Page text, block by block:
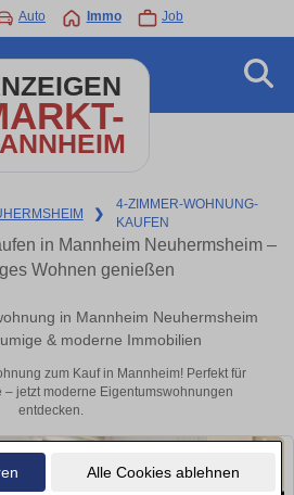
Alle Cookies ablehnen
Auto Immo Job
❯
4-ZIMMER-WOHNUNG-
KAUFEN
in Mannheim Neuhermsheim –
Wohnen genießen
in Mannheim Neuhermsheim
& moderne Immobilien
zum Kauf in Mannheim! Perfekt für
– jetzt moderne Eigentumswohnungen
entdecken.